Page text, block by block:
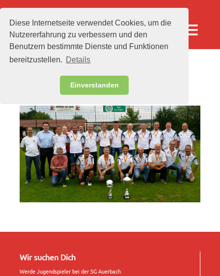
Diese Internetseite verwendet Cookies, um die
Nutzererfahrung zu verbessern und den
Benutzern bestimmte Dienste und Funktionen
bereitzustellen. Details
Einverstanden
menu
AH-Mannschaft
AH-Mannschaft
Wir suchen Dich
Werde Jugendspieler bei der SG Auerbach